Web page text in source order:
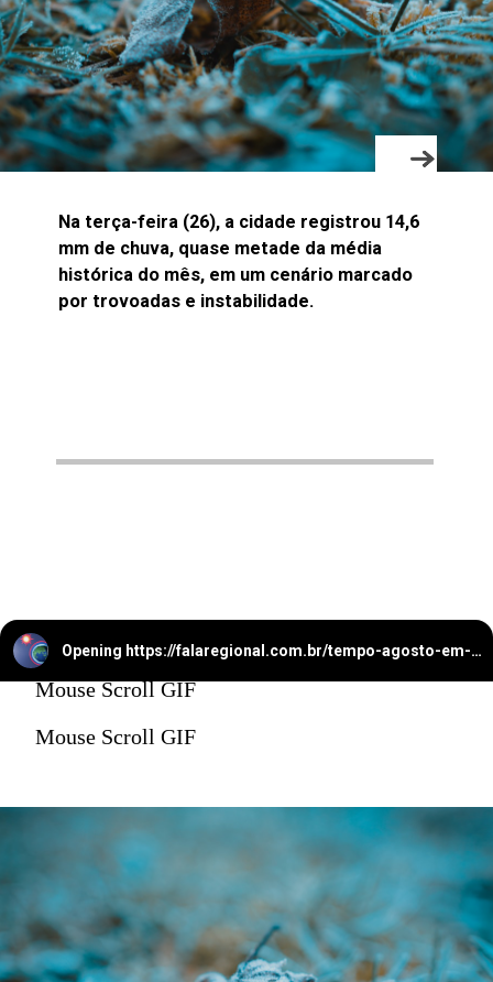
Na terça-feira (26), a cidade registrou 14,6
mm de chuva, quase metade da média
histórica do mês, em um cenário marcado
por trovoadas e instabilidade.
Opening https://falaregional.com.br/tempo-agosto-em-caieiras-registra-apenas-37-mm-de-chuva-clima-segue-seco-e-instavel.html
Mouse Scroll GIF
Mouse Scroll GIF